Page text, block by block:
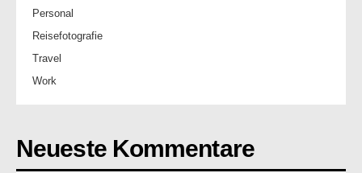
Personal
Reisefotografie
Travel
Work
Neueste Kommentare